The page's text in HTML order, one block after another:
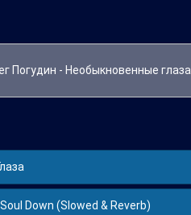
Погудин - Необыкновенные глаза
Down (Slowed & Reverb)